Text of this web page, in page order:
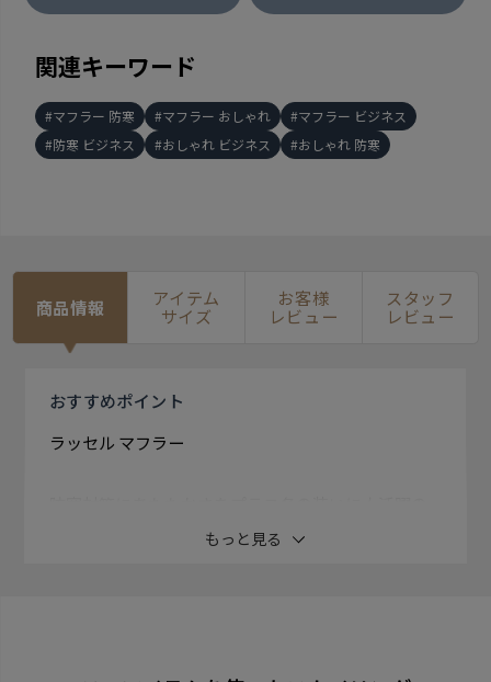
関連キーワード
マフラー 防寒 マフラー おしゃれ
マフラー ビジネス
防寒 ビジネス
おしゃれ ビジネス おしゃれ 防寒
商品情報 アイテム
サイズ
お客様
レビュー
スタッフ
レビュー
おすすめポイント
ラッセル マフラー
【マフラー】 重ね巻きでも厚すぎない薄さはビジネス
もっと見る